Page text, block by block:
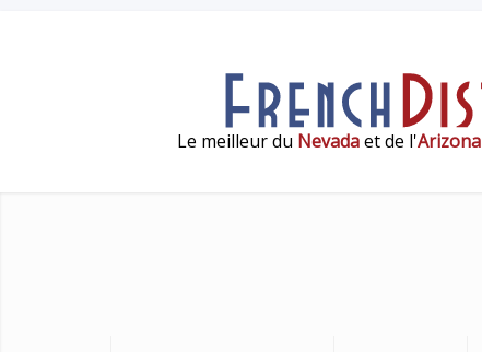
Le meilleur du Nevadaet de l'Arizona